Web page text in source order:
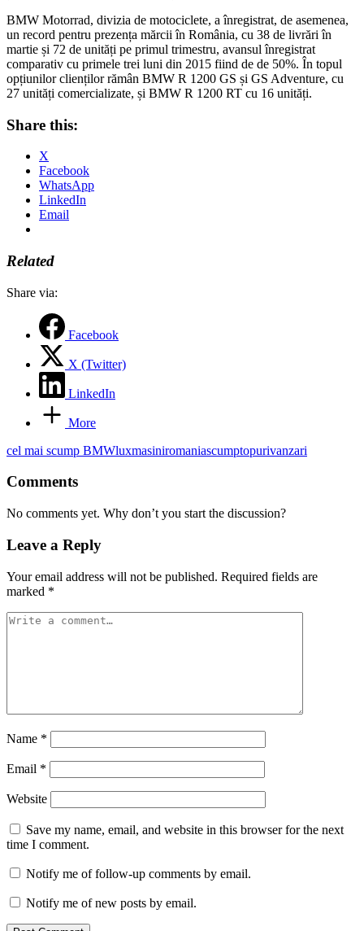
BMW Motorrad, divizia de motociclete, a înregistrat, de asemenea,
un record pentru prezența mărcii în România, cu 38 de livrări în
martie și 72 de unități pe primul trimestru, avansul înregistrat
comparativ cu primele trei luni din 2015 fiind de de 50%. În topul
opțiunilor clienților rămân BMW R 1200 GS și GS Adventure, cu
27 unități comercializate, și BMW R 1200 RT cu 16 unități.
Share this:
X
Facebook
WhatsApp
LinkedIn
Email
Related
Share via:
Facebook
X (Twitter)
LinkedIn
More
Tags:
cel mai scump BMWluxmasiniromaniascumptopurivanzari
Comments
No comments yet. Why don’t you start the discussion?
Leave a Reply
Your email address will not be published. Required fields are
marked *
Name *
Email *
Website
Save my name, email, and website in this browser for the next
time I comment.
Notify me of follow-up comments by email.
Notify me of new posts by email.